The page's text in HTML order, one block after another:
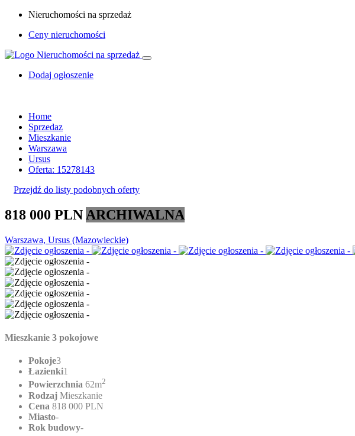
Nieruchomości na sprzedaż
Ceny nieruchomości
Dodaj ogłoszenie
Home
Sprzedaz
Mieszkanie
Warszawa
Ursus
Oferta: 15278143
Przejdź do listy podobnych oferty
818 000 PLN ARCHIWALNA
Warszawa, Ursus (Mazowieckie)
Mieszkanie 3 pokojowe
Pokoje3
Łazienki1
Powierzchnia 62m2
Rodzaj Mieszkanie
Cena 818 000 PLN
Miasto-
Rok budowy-